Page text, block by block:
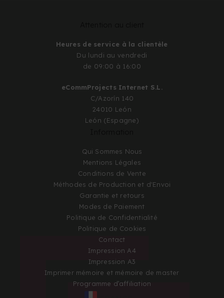
Heures de service à la clientèle
Du lundi au vendredi
de 09:00 à 16:00
eCommProjects Internet S.L.
C/Azorín 140
24010 León
León (Espagne)
Qui Sommes Nous
Mentions Légales
Conditions de Vente
Méthodes de Production et d'Envoi
Garantie et retours
Modes de Paiement
Politique de Confidentialité
Politique de Cookies
Contact
Impression A4
Impression A3
Imprimer mémoire et mémoire de master
Programme d’affiliation